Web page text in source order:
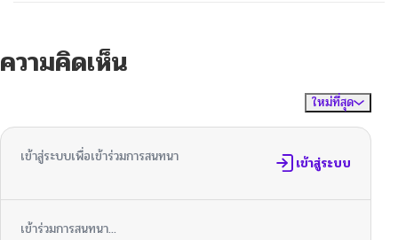
ความคิดเห็น
ใหม่ที่สุด
เข้าสู่ระบบเพื่อเข้าร่วมการสนทนา เข้าสู่ระบบ
เข้าร่วมการสนทนา...